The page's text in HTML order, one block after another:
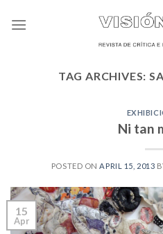
TAG ARCHIVES:
Ni tan
POSTED ON APRIL 15, 2013
15
Apr